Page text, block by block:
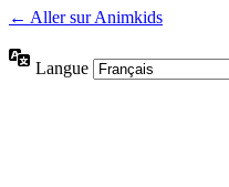
← Aller sur Animkids
Langue